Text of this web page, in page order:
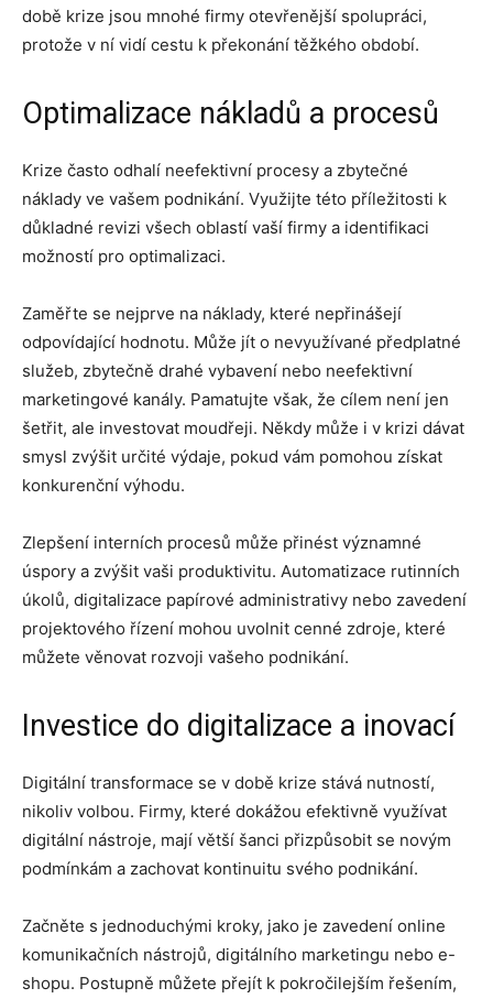
době krize jsou mnohé firmy otevřenější spolupráci,
protože v ní vidí cestu k překonání těžkého období.
Optimalizace nákladů a procesů
Krize často odhalí neefektivní procesy a zbytečné
náklady ve vašem podnikání. Využijte této příležitosti k
důkladné revizi všech oblastí vaší firmy a identifikaci
možností pro optimalizaci.
Zaměřte se nejprve na náklady, které nepřinášejí
odpovídající hodnotu. Může jít o nevyužívané předplatné
služeb, zbytečně drahé vybavení nebo neefektivní
marketingové kanály. Pamatujte však, že cílem není jen
šetřit, ale investovat moudřeji. Někdy může i v krizi dávat
smysl zvýšit určité výdaje, pokud vám pomohou získat
konkurenční výhodu.
Zlepšení interních procesů může přinést významné
úspory a zvýšit vaši produktivitu. Automatizace rutinních
úkolů, digitalizace papírové administrativy nebo zavedení
projektového řízení mohou uvolnit cenné zdroje, které
můžete věnovat rozvoji vašeho podnikání.
Investice do digitalizace a inovací
Digitální transformace se v době krize stává nutností,
nikoliv volbou. Firmy, které dokážou efektivně využívat
digitální nástroje, mají větší šanci přizpůsobit se novým
podmínkám a zachovat kontinuitu svého podnikání.
Začněte s jednoduchými kroky, jako je zavedení online
komunikačních nástrojů, digitálního marketingu nebo e-
shopu. Postupně můžete přejít k pokročilejším řešením,